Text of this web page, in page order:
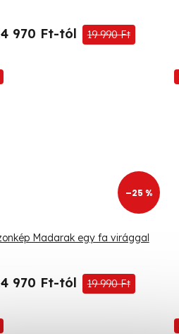
970 Ft-tól 19 990 Ft
–25 %
Madarak egy fa virággal
970 Ft-tól 19 990 Ft